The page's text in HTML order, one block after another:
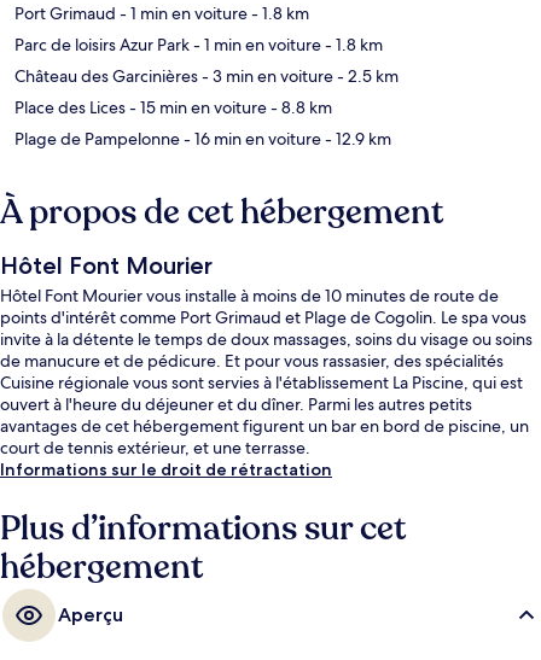
Port Grimaud - 1 min en voiture- 1.8 km
Parc de loisirs Azur Park- 1 min en voiture- 1.8 km
Château des Garcinières- 3 min en voiture- 2.5 km
Place des Lices- 15 min en voiture- 8.8 km
Plage de Pampelonne- 16 min en voiture- 12.9 km
À propos de cet hébergement
Hôtel Font Mourier
Hôtel Font Mourier vous installe à moins de 10 minutes de route de
points d'intérêt comme Port Grimaud et Plage de Cogolin. Le spa vous
invite à la détente le temps de doux massages, soins du visage ou soins
de manucure et de pédicure. Et pour vous rassasier, des spécialités
Cuisine régionale vous sont servies à l'établissement La Piscine, qui est
ouvert à l'heure du déjeuner et du dîner. Parmi les autres petits
avantages de cet hébergement figurent un bar en bord de piscine, un
court de tennis extérieur, et une terrasse.
Informations sur le droit de rétractation
Plus d’informations sur cet
hébergement
Aperçu